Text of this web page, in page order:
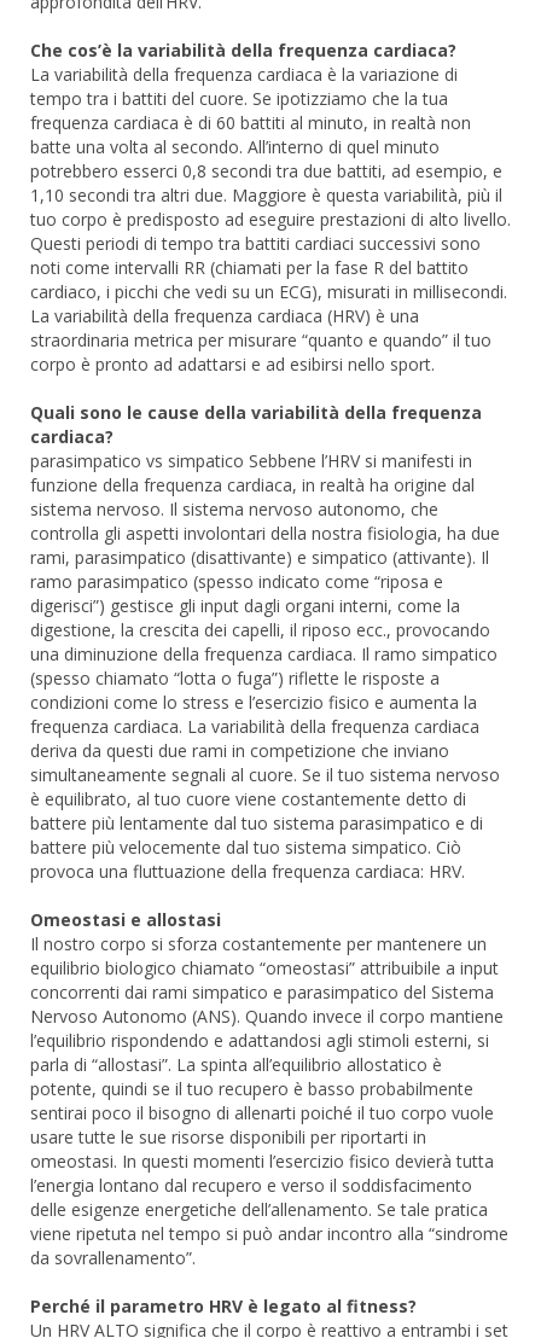
Che cos’è la variabilità della frequenza cardiaca?
La variabilità della frequenza cardiaca è la variazione di
tempo tra i battiti del cuore. Se ipotizziamo che la tua
frequenza cardiaca è di 60 battiti al minuto, in realtà non
batte una volta al secondo. All’interno di quel minuto
potrebbero esserci 0,8 secondi tra due battiti, ad esempio, e
1,10 secondi tra altri due. Maggiore è questa variabilità, più il
tuo corpo è predisposto ad eseguire prestazioni di alto livello.
Questi periodi di tempo tra battiti cardiaci successivi sono
noti come intervalli RR (chiamati per la fase R del battito
cardiaco, i picchi che vedi su un ECG), misurati in millisecondi.
La variabilità della frequenza cardiaca (HRV) è una
straordinaria metrica per misurare “quanto e quando” il tuo
corpo è pronto ad adattarsi e ad esibirsi nello sport.
Quali sono le cause della variabilità della frequenza
cardiaca?
parasimpatico vs simpatico Sebbene l’HRV si manifesti in
funzione della frequenza cardiaca, in realtà ha origine dal
sistema nervoso. Il sistema nervoso autonomo, che
controlla gli aspetti involontari della nostra fisiologia, ha due
rami, parasimpatico (disattivante) e simpatico (attivante). Il
ramo parasimpatico (spesso indicato come “riposa e
digerisci”) gestisce gli input dagli organi interni, come la
digestione, la crescita dei capelli, il riposo ecc., provocando
una diminuzione della frequenza cardiaca. Il ramo simpatico
(spesso chiamato “lotta o fuga”) riflette le risposte a
condizioni come lo stress e l’esercizio fisico e aumenta la
frequenza cardiaca. La variabilità della frequenza cardiaca
deriva da questi due rami in competizione che inviano
simultaneamente segnali al cuore. Se il tuo sistema nervoso
è equilibrato, al tuo cuore viene costantemente detto di
battere più lentamente dal tuo sistema parasimpatico e di
battere più velocemente dal tuo sistema simpatico. Ciò
provoca una fluttuazione della frequenza cardiaca: HRV.
Omeostasi e allostasi
Il nostro corpo si sforza costantemente per mantenere un
equilibrio biologico chiamato “omeostasi” attribuibile a input
concorrenti dai rami simpatico e parasimpatico del Sistema
Nervoso Autonomo (ANS). Quando invece il corpo mantiene
l’equilibrio rispondendo e adattandosi agli stimoli esterni, si
parla di “allostasi”. La spinta all’equilibrio allostatico è
potente, quindi se il tuo recupero è basso probabilmente
sentirai poco il bisogno di allenarti poiché il tuo corpo vuole
usare tutte le sue risorse disponibili per riportarti in
omeostasi. In questi momenti l’esercizio fisico devierà tutta
l’energia lontano dal recupero e verso il soddisfacimento
delle esigenze energetiche dell’allenamento. Se tale pratica
viene ripetuta nel tempo si può andar incontro alla “sindrome
da sovrallenamento”.
Perché il parametro HRV è legato al fitness?
Un HRV ALTO significa che il corpo è reattivo a entrambi i set